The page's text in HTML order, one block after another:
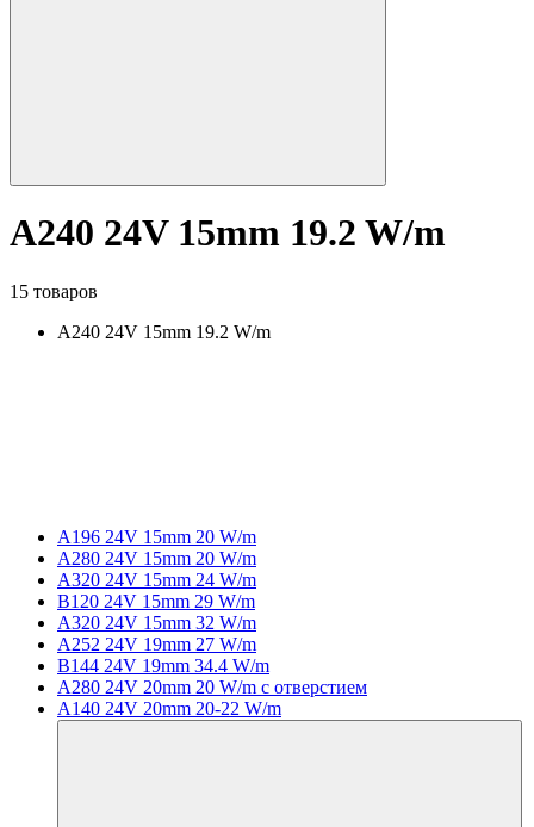
A240 24V 15mm 19.2 W/m
15 товаров
A240 24V 15mm 19.2 W/m
A196 24V 15mm 20 W/m
A280 24V 15mm 20 W/m
A320 24V 15mm 24 W/m
B120 24V 15mm 29 W/m
A320 24V 15mm 32 W/m
A252 24V 19mm 27 W/m
B144 24V 19mm 34.4 W/m
A280 24V 20mm 20 W/m с отверстием
A140 24V 20mm 20-22 W/m